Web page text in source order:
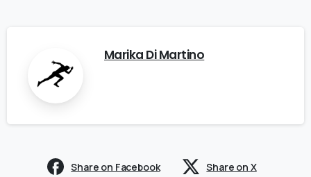
Marika Di Martino
Share on Facebook Share on X